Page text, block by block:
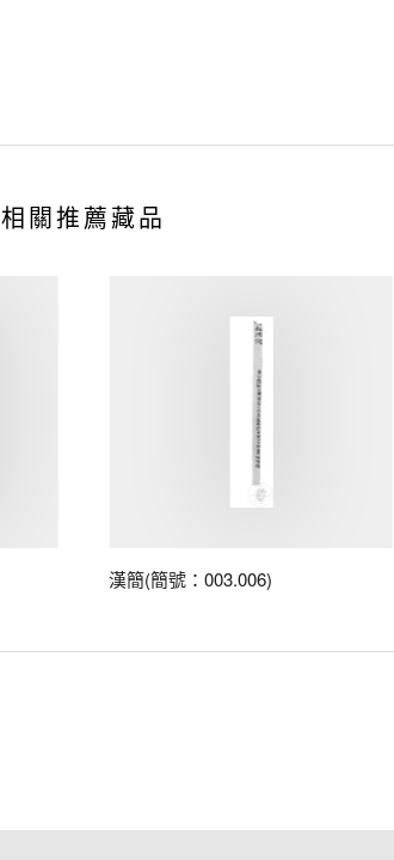
相關推薦藏品
漢簡(簡號：003.006)